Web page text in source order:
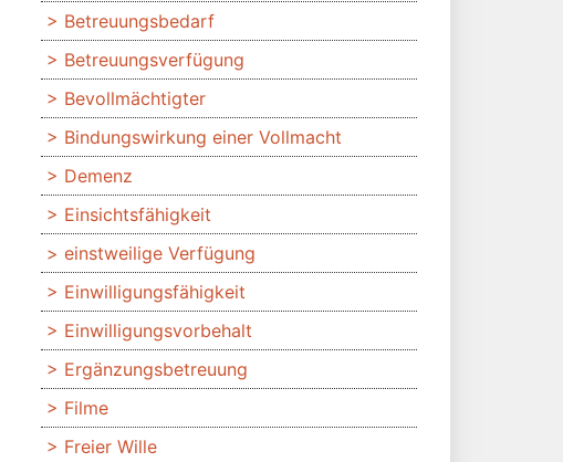
Betreuungsbedarf
Betreuungsverfügung
Bevollmächtigter
Bindungswirkung einer Vollmacht
Demenz
Einsichtsfähigkeit
einstweilige Verfügung
Einwilligungsfähigkeit
Einwilligungsvorbehalt
Ergänzungsbetreuung
Filme
Freier Wille